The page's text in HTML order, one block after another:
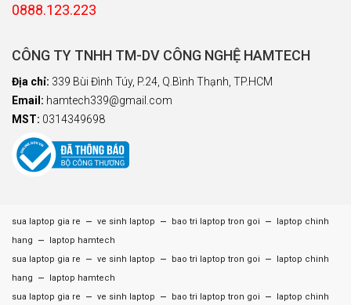
0888.123.223
CÔNG TY TNHH TM-DV CÔNG NGHỆ HAMTECH
Địa chỉ: 339 Bùi Đình Túy, P.24, Q.Bình Thạnh, TP.HCM
Email: hamtech339@gmail.com
MST: 0314349698
sua laptop gia re – ve sinh laptop – bao tri laptop tron goi –
laptop chinh
hang
–
laptop hamtech
sua laptop gia re
– ve sinh laptop – bao tri laptop tron goi –
laptop chinh
hang
–
laptop hamtech
sua laptop gia re
– ve sinh laptop – bao tri laptop tron goi – laptop chinh